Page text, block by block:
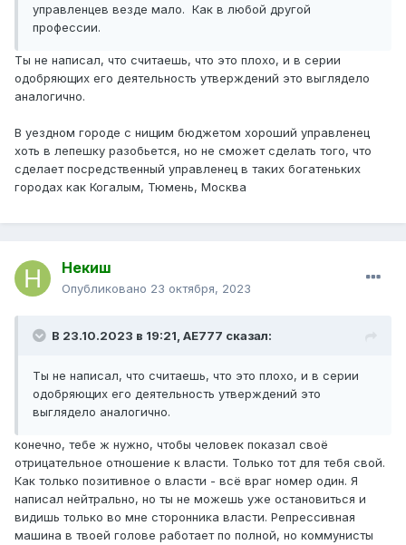
управленцев везде мало. Как в любой другой
профессии.
Ты не написал, что считаешь, что это плохо, и в серии
одобряющих его деятельность утверждений это выглядело
аналогично.
В уездном городе с нищим бюджетом хороший управленец
хоть в лепешку разобьется, но не сможет сделать того, что
сделает посредственный управленец в таких богатеньких
городах как Когалым, Тюмень, Москва
Некиш
Опубликовано 23 октября, 2023
В 23.10.2023 в 19:21, AE777 сказал:
Ты не написал, что считаешь, что это плохо, и в серии
одобряющих его деятельность утверждений это
выглядело аналогично.
конечно, тебе ж нужно, чтобы человек показал своё
отрицательное отношение к власти. Только тот для тебя свой.
Как только позитивное о власти - всё враг номер один. Я
написал нейтрально, но ты не можешь уже остановиться и
видишь только во мне сторонника власти. Репрессивная
машина в твоей голове работает по полной, но коммунисты